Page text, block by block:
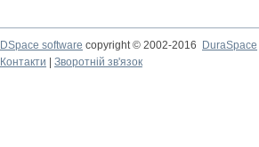
DSpace software copyright © 2002-2016
DuraSpace
Контакти
Зворотній зв'язок